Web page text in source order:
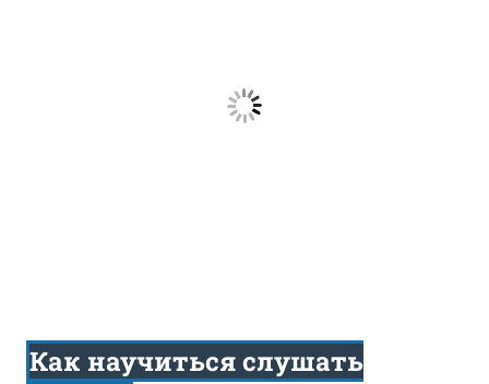
Как научиться слушать